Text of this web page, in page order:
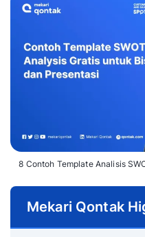
8 Contoh Template Analisis
Mekari Qontak